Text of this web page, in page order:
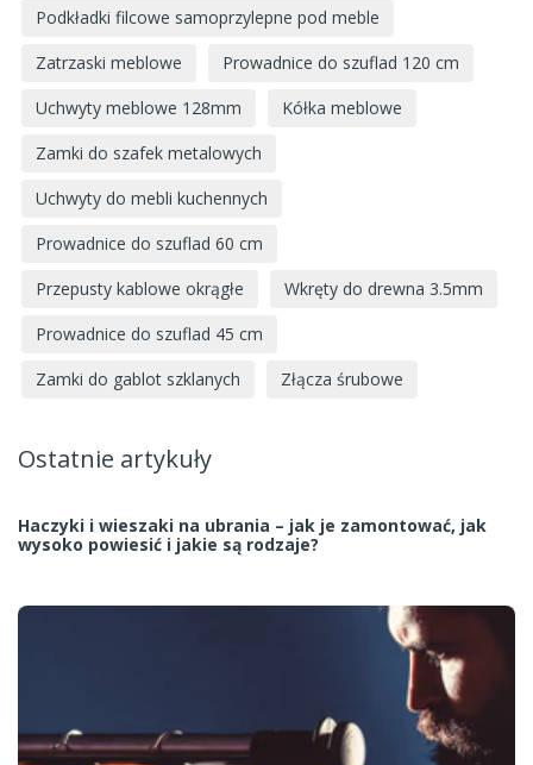
Podkładki filcowe samoprzylepne pod meble
Zatrzaski meblowe
Prowadnice do szuflad 120 cm
Uchwyty meblowe 128mm
Kółka meblowe
Zamki do szafek metalowych
Uchwyty do mebli kuchennych
Prowadnice do szuflad 60 cm
Przepusty kablowe okrągłe
Wkręty do drewna 3.5mm
Prowadnice do szuflad 45 cm
Zamki do gablot szklanych
Złącza śrubowe
Ostatnie artykuły
Haczyki i wieszaki na ubrania – jak je zamontować, jak
wysoko powiesić i jakie są rodzaje?